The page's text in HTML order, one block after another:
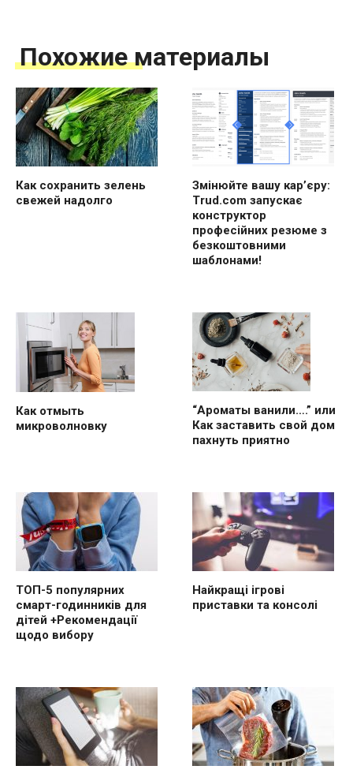
Похожие материалы
Как сохранить зелень
свежей надолго
Змінюйте вашу кар’єру:
Trud.com запускає
конструктор
професійних резюме з
безкоштовними
шаблонами!
Как отмыть
микроволновку
“Ароматы ванили….” или
Как заставить свой дом
пахнуть приятно
ТОП-5 популярних
смарт-годинників для
дітей +Рекомендації
щодо вибору
Найкращі ігрові
приставки та консолі